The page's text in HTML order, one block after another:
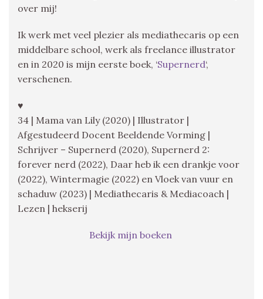
over mij!
Ik werk met veel plezier als mediathecaris op een
middelbare school, werk als freelance illustrator
en in 2020 is mijn eerste boek, ‘Supernerd‘,
verschenen.
♥
34 | Mama van Lily (2020) | Illustrator |
Afgestudeerd Docent Beeldende Vorming |
Schrijver – Supernerd (2020), Supernerd 2:
forever nerd (2022), Daar heb ik een drankje voor
(2022), Wintermagie (2022) en Vloek van vuur en
schaduw (2023) | Mediathecaris & Mediacoach |
Lezen | hekserij
Bekijk mijn boeken